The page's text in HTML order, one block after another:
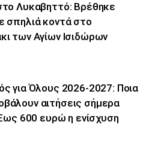
Λυκαβηττό: Βρέθηκε
σπηλιά κοντά στο
των Αγίων Ισιδώρων
για Όλους 2026-2027: Ποια
αιτήσεις σήμερα
600 ευρώ η ενίσχυση